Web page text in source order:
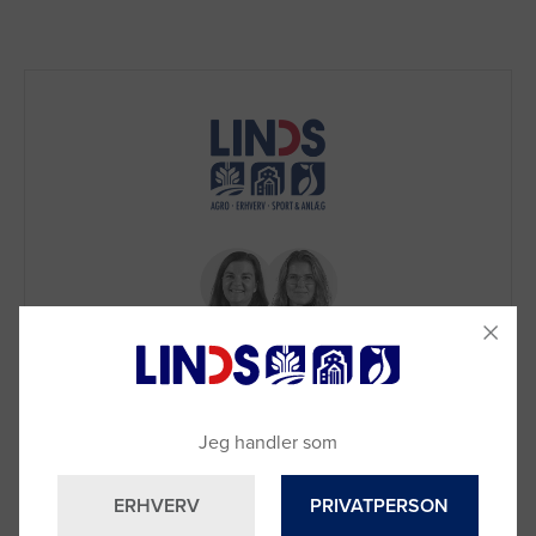
Brug for hjælp?
Jeg handler som
ERHVERV PRIVATPERSON